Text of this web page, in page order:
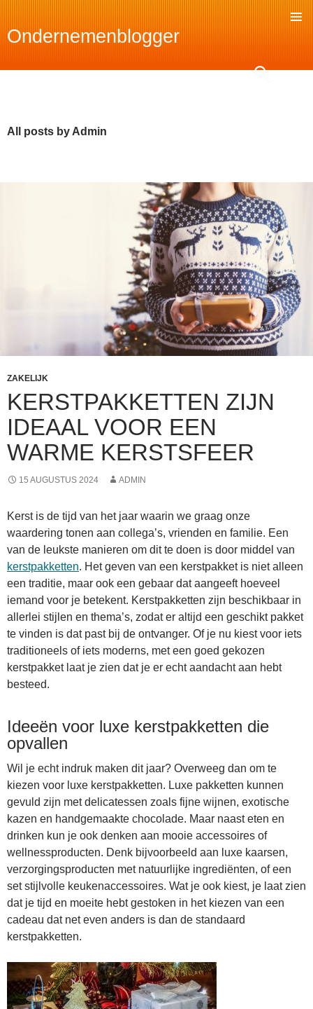
Ondernemenblogger
All posts by Admin
ZAKELIJK
KERSTPAKKETTEN ZIJN
IDEAAL VOOR EEN
WARME KERSTSFEER
15 AUGUSTUS 2024 ADMIN
Kerst is de tijd van het jaar waarin we graag onze
waardering tonen aan collega’s, vrienden en familie. Een
van de leukste manieren om dit te doen is door middel van
kerstpakketten. Het geven van een kerstpakket is niet alleen
een traditie, maar ook een gebaar dat aangeeft hoeveel
iemand voor je betekent. Kerstpakketten zijn beschikbaar in
allerlei stijlen en thema’s, zodat er altijd een geschikt pakket
te vinden is dat past bij de ontvanger. Of je nu kiest voor iets
traditioneels of iets moderns, met een goed gekozen
kerstpakket laat je zien dat je er echt aandacht aan hebt
besteed.
Ideeën voor luxe kerstpakketten die
opvallen
Wil je echt indruk maken dit jaar? Overweeg dan om te
kiezen voor luxe kerstpakketten. Luxe pakketten kunnen
gevuld zijn met delicatessen zoals fijne wijnen, exotische
kazen en handgemaakte chocolade. Maar naast eten en
drinken kun je ook denken aan mooie accessoires of
wellnessproducten. Denk bijvoorbeeld aan luxe kaarsen,
verzorgingsproducten met natuurlijke ingrediënten, of een
set stijlvolle keukenaccessoires. Wat je ook kiest, je laat zien
dat je tijd en moeite hebt gestoken in het kiezen van een
cadeau dat net even anders is dan de standaard
kerstpakketten.